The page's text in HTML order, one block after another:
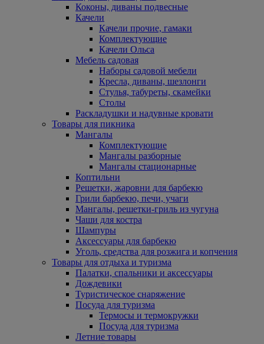
Коконы, диваны подвесные
Качели
Качели прочие, гамаки
Комплектующие
Качели Ольса
Мебель садовая
Наборы садовой мебели
Кресла, диваны, шезлонги
Стулья, табуреты, скамейки
Столы
Раскладушки и надувные кровати
Товары для пикника
Мангалы
Комплектующие
Мангалы разборные
Мангалы стационарные
Коптильни
Решетки, жаровни для барбекю
Грили барбекю, печи, учаги
Мангалы, решетки-гриль из чугуна
Чаши для костра
Шампуры
Аксессуары для барбекю
Уголь, средства для розжига и копчения
Товары для отдыха и туризма
Палатки, спальники и аксессуары
Дождевики
Туристическое снаряжение
Посуда для туризма
Термосы и термокружки
Посуда для туризма
Летние товары